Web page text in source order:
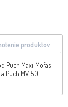
produktov
Puch Maxi Mofas
Puch MV 50.